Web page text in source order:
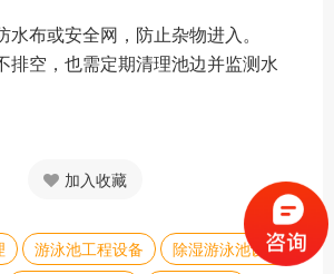
水布或安全网，防止杂物进入 。
排空，也需定期清理池边并监测水
加入收藏
游泳池工程设备
除湿游泳池设备